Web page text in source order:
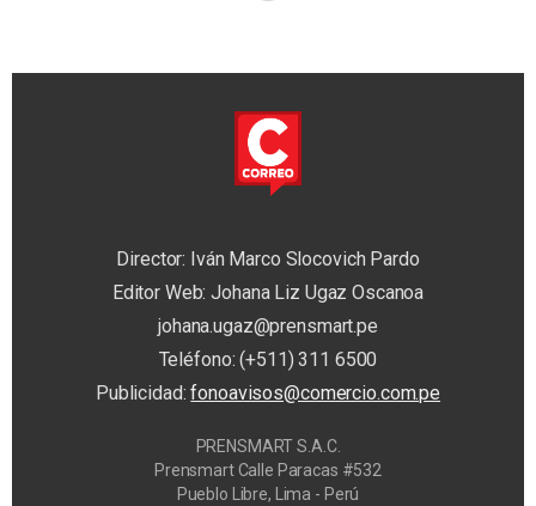
Director: Iván Marco Slocovich Pardo
Editor Web: Johana Liz Ugaz Oscanoa
johana.ugaz@prensmart.pe
Teléfono: (+511) 311 6500
Publicidad:fonoavisos@comercio.com.pe
PRENSMART S.A.C.
Prensmart Calle Paracas #532
Pueblo Libre, Lima - Perú